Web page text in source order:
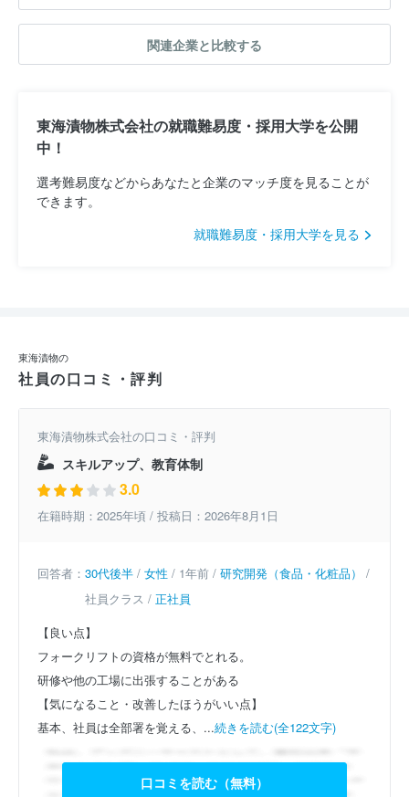
関連企業と比較する
東海漬物株式会社の就職難易度・採用大学を公開
中！
選考難易度などからあなたと企業のマッチ度を見ることが
できます。
就職難易度・採用大学を見る
東海漬物の
社員の口コミ・評判
東海漬物株式会社の口コミ・評判
スキルアップ、教育体制
3.0
在籍時期：2025年頃 / 投稿日：2026年8月1日
回答者： 30代後半 / 女性 / 1年前 / 研究開発（食品・化粧品）
/
社員クラス / 正社員
【良い点】
フォークリフトの資格が無料でとれる。
研修や他の工場に出張することがある
【気になること・改善したほうがいい点】
基本、社員は全部署を覚える、...続きを読む(全122文字)
口コミを読む（無料）